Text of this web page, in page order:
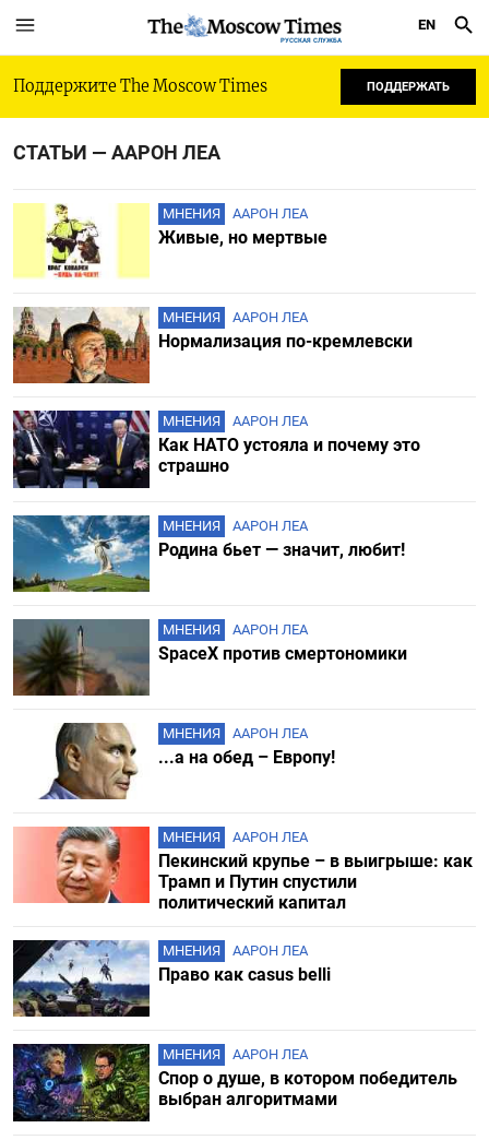
РУССКАЯ СЛУЖБА
EN
Поддержите The Moscow Times ПОДДЕРЖАТЬ
СТАТЬИ — ААРОН ЛЕА
МНЕНИЯ ААРОН ЛЕА
Живые, но мертвые
МНЕНИЯ ААРОН ЛЕА
Нормализация по-кремлевски
МНЕНИЯ ААРОН ЛЕА
Как НАТО устояла и почему это
страшно
МНЕНИЯ ААРОН ЛЕА
Родина бьет — значит, любит!
МНЕНИЯ ААРОН ЛЕА
SpaceX против смертономики
МНЕНИЯ ААРОН ЛЕА
...а на обед – Европу!
МНЕНИЯ ААРОН ЛЕА
Пекинский крупье – в выигрыше: как
Трамп и Путин спустили
политический капитал
МНЕНИЯ ААРОН ЛЕА
Право как casus belli
МНЕНИЯ ААРОН ЛЕА
Спор о душе, в котором победитель
выбран алгоритмами